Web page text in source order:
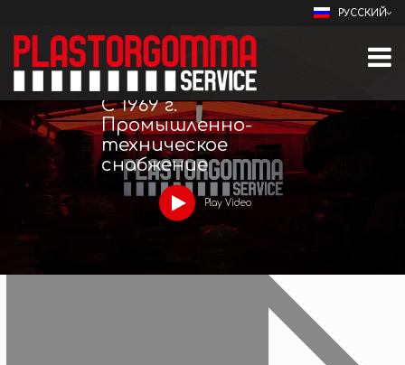
РУССКИЙ
С 1969 г.
Промышленно-
техническое
снабжение
Play Video